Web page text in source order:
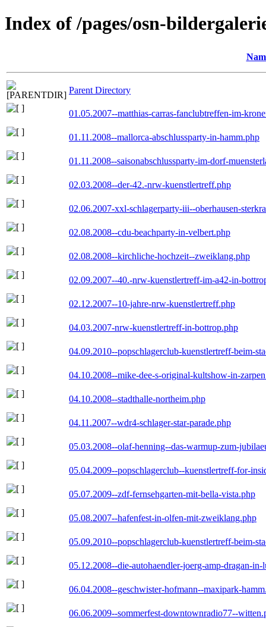
Index of /pages/osn-
Parent Directory
01.05.2007--matthias-carras-fanclubtreffen-im-
01.11.2008--mallorca-abschlussparty-in-hamm.php
01.11.2008--saisonabschlussparty-im-dorf-
02.03.2008--der-42.-nrw-kuenstlertreff.php
02.06.2007-xxl-schlagerparty-iii--oberhausen-
02.08.2008--cdu-beachparty-in-velbert.php
02.08.2008--kirchliche-hochzeit--zweiklang.php
02.09.2007--40.-nrw-kuenstlertreff-im-a42-in-
02.12.2007--10-jahre-nrw-kuenstlertreff.php
04.03.2007-nrw-kuenstlertreff-in-bottrop.php
04.09.2010--popschlagerclub-kuenstlertreff-beim-
04.10.2008--mike-dee-s-original-kultshow-in-
04.10.2008--stadthalle-northeim.php
04.11.2007--wdr4-schlager-star-parade.php
05.03.2008--olaf-henning--das-warmup-zum-
05.04.2009--popschlagerclub--kuenstlertreff-for-
05.07.2009--zdf-fernsehgarten-mit-bella-vista.php
05.08.2007--hafenfest-in-olfen-mit-zweiklang.php
05.09.2010--popschlagerclub-kuenstlertreff-beim-
05.12.2008--die-autohaendler-joerg-amp-dragan-in-
06.04.2008--geschwister-hofmann--maxipark-
06.06.2009--sommerfest-downtownradio77--